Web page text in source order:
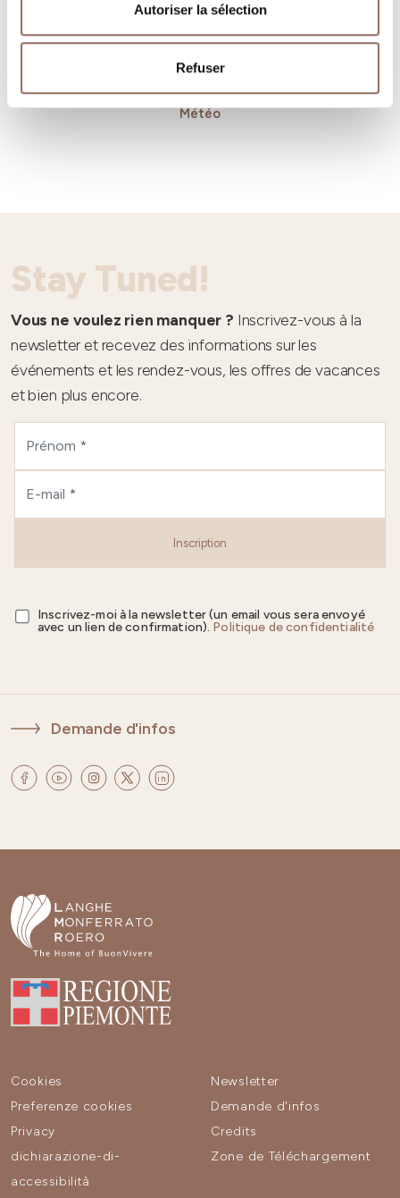
Autoriser la sélection
Refuser
Météo
Stay Tuned!
Vous ne voulez rien manquer ? Inscrivez-vous à la
newsletter et recevez des informations sur les
événements et les rendez-vous, les offres de vacances
et bien plus encore.
Inscription
Inscrivez-moi à la newsletter (un email vous sera envoyé
avec un lien de confirmation). Politique de confidentialité
Demande d'infos
Cookies
Preferenze cookies
Privacy
dichiarazione-di-
accessibilità
Newsletter
Demande d'infos
Credits
Zone de Téléchargement